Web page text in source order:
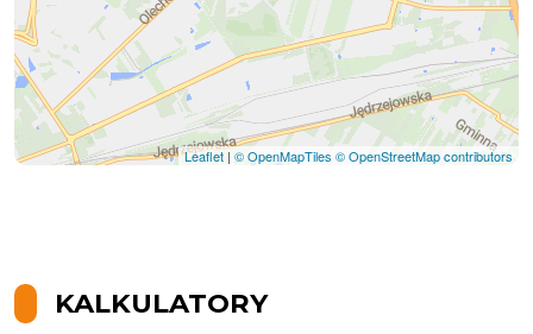
Leaflet | © OpenMapTiles © OpenStreetMap contributors
KALKULATORY